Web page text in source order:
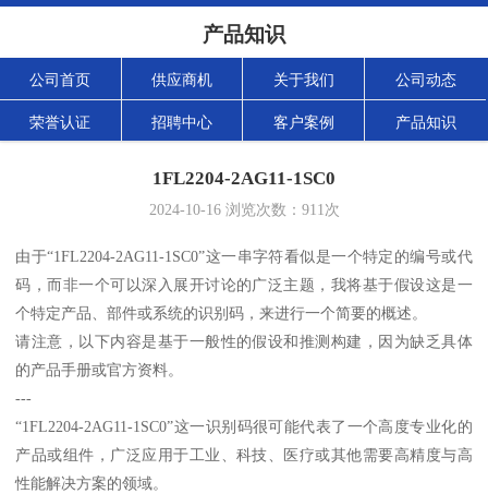
产品知识
公司首页 供应商机 关于我们 公司动态
荣誉认证 招聘中心 客户案例 产品知识
1FL2204-2AG11-1SC0
2024-10-16浏览次数： 911次
由于“1FL2204-2AG11-1SC0”这一串字符看似是一个特定的编号或代
码，而非一个可以深入展开讨论的广泛主题，我将基于假设这是一
个特定产品、部件或系统的识别码，来进行一个简要的概述。
请注意，以下内容是基于一般性的假设和推测构建，因为缺乏具体
的产品手册或官方资料。
---
“1FL2204-2AG11-1SC0”这一识别码很可能代表了一个高度专业化的
产品或组件，广泛应用于工业、科技、医疗或其他需要高精度与高
性能解决方案的领域。